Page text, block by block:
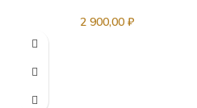
2 900,00 ₽